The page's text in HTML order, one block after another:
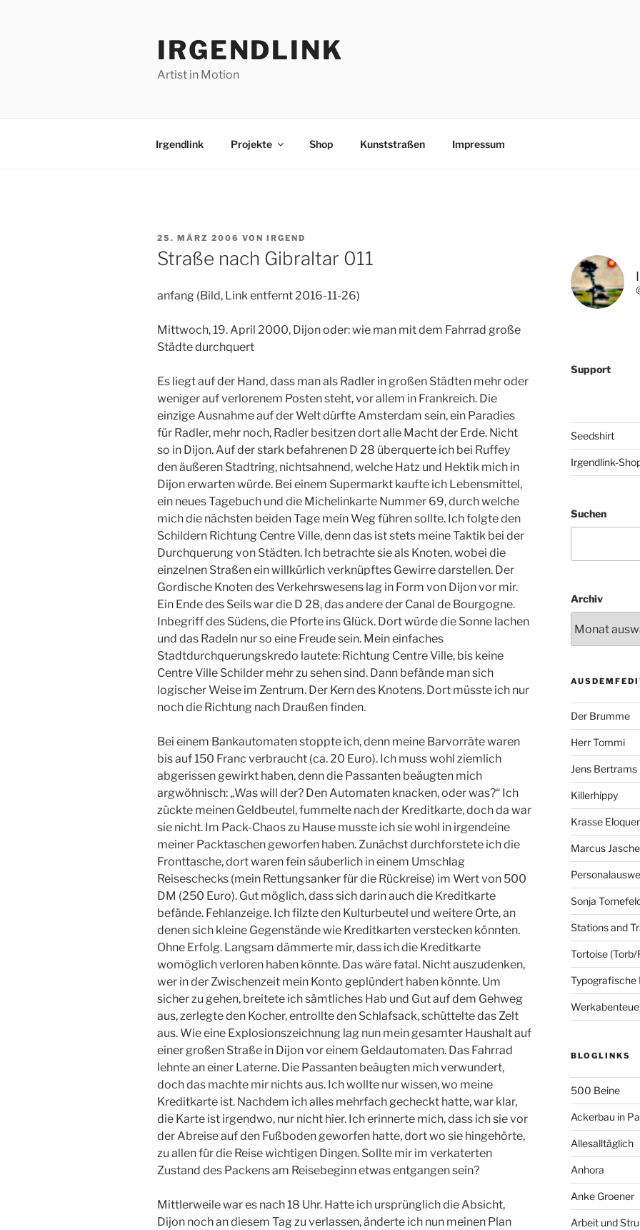
IRGENDLINK
Artist in Motion
Irgendlink Projekte Shop Kunststraßen Impressum
VERÖFFENTLICHT
AM
25. MÄRZ 2006 VON IRGEND
Straße nach Gibraltar 011
anfang (Bild, Link entfernt 2016-11-26)
Mittwoch, 19. April 2000, Dijon oder: wie man mit dem Fahrrad große
Städte durchquert
Es liegt auf der Hand, dass man als Radler in großen Städten mehr oder
weniger auf verlorenem Posten steht, vor allem in Frankreich. Die
einzige Ausnahme auf der Welt dürfte Amsterdam sein, ein Paradies
für Radler, mehr noch, Radler besitzen dort alle Macht der Erde. Nicht
so in Dijon. Auf der stark befahrenen D 28 überquerte ich bei Ruffey
den äußeren Stadtring, nichtsahnend, welche Hatz und Hektik mich in
Dijon erwarten würde. Bei einem Supermarkt kaufte ich Lebensmittel,
ein neues Tagebuch und die Michelinkarte Nummer 69, durch welche
mich die nächsten beiden Tage mein Weg führen sollte. Ich folgte den
Schildern Richtung Centre Ville, denn das ist stets meine Taktik bei der
Durchquerung von Städten. Ich betrachte sie als Knoten, wobei die
einzelnen Straßen ein willkürlich verknüpftes Gewirre darstellen. Der
Gordische Knoten des Verkehrswesens lag in Form von Dijon vor mir.
Ein Ende des Seils war die D 28, das andere der Canal de Bourgogne.
Inbegriff des Südens, die Pforte ins Glück. Dort würde die Sonne lachen
und das Radeln nur so eine Freude sein. Mein einfaches
Stadtdurchquerungskredo lautete: Richtung Centre Ville, bis keine
Centre Ville Schilder mehr zu sehen sind. Dann befände man sich
logischer Weise im Zentrum. Der Kern des Knotens. Dort müsste ich nur
noch die Richtung nach Draußen finden.
Bei einem Bankautomaten stoppte ich, denn meine Barvorräte waren
bis auf 150 Franc verbraucht (ca. 20 Euro). Ich muss wohl ziemlich
abgerissen gewirkt haben, denn die Passanten beäugten mich
argwöhnisch: „Was will der? Den Automaten knacken, oder was?“ Ich
zückte meinen Geldbeutel, fummelte nach der Kreditkarte, doch da war
sie nicht. Im Pack-Chaos zu Hause musste ich sie wohl in irgendeine
meiner Packtaschen geworfen haben. Zunächst durchforstete ich die
Fronttasche, dort waren fein säuberlich in einem Umschlag
Reiseschecks (mein Rettungsanker für die Rückreise) im Wert von 500
DM (250 Euro). Gut möglich, dass sich darin auch die Kreditkarte
befände. Fehlanzeige. Ich filzte den Kulturbeutel und weitere Orte, an
denen sich kleine Gegenstände wie Kreditkarten verstecken könnten.
Ohne Erfolg. Langsam dämmerte mir, dass ich die Kreditkarte
womöglich verloren haben könnte. Das wäre fatal. Nicht auszudenken,
wer in der Zwischenzeit mein Konto geplündert haben könnte. Um
sicher zu gehen, breitete ich sämtliches Hab und Gut auf dem Gehweg
aus, zerlegte den Kocher, entrollte den Schlafsack, schüttelte das Zelt
aus. Wie eine Explosionszeichnung lag nun mein gesamter Haushalt auf
einer großen Straße in Dijon vor einem Geldautomaten. Das Fahrrad
lehnte an einer Laterne. Die Passanten beäugten mich verwundert,
doch das machte mir nichts aus. Ich wollte nur wissen, wo meine
Kreditkarte ist. Nachdem ich alles mehrfach gecheckt hatte, war klar,
die Karte ist irgendwo, nur nicht hier. Ich erinnerte mich, dass ich sie vor
der Abreise auf den Fußboden geworfen hatte, dort wo sie hingehörte,
zu allen für die Reise wichtigen Dingen. Sollte mir im verkaterten
Zustand des Packens am Reisebeginn etwas entgangen sein?
Mittlerweile war es nach 18 Uhr. Hatte ich ursprünglich die Absicht,
Dijon noch an diesem Tag zu verlassen, änderte ich nun meinen Plan
Support
Seedshirt
Irgendlink-
Suchen
Archiv
Der Brumme
Herr Tommi
Jens Bertrams
Killerhippy
Krasse
Marcus
Sonja
Stations and
Tortoise (Torb/
Typografische
BLOGLINKS
500 Beine
Ackerbau in
Allesalltäglich
Anhora
Anke Groener
Arbeit und